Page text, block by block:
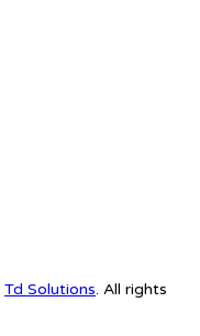
Td Solutions. All rights